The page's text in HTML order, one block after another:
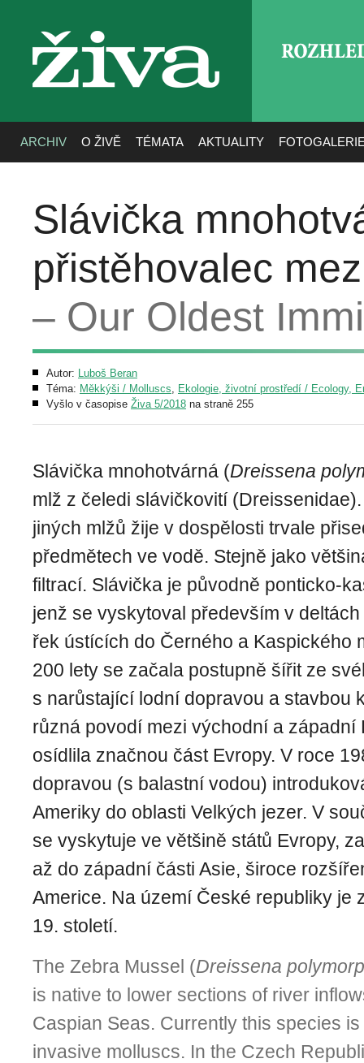
živa
ARCHIV O ŽIVĚ TÉMATA AKTUALITY
Slávička
přistěhovalec
– Our Oldest
Autor: Luboš Beran
Téma: Měkkýši / Molluscs, Ekologie, životní prostředí / Ecology,
Vyšlo v časopise Živa 5/2018 na straně 255
Slávička mnohotvárná (Dreissena
mlž z čeledi slávičkovití
jiných mlžů žije v dospělosti trvale
předmětech ve vodě. Stejně jako
filtrací. Slávička je původně ponticko-
jenž se vyskytoval především v
řek ústících do Černého a Kaspického
200 lety se začala postupně šířit ze
s narůstající lodní dopravou a stavbou
různá povodí mezi východní a západní
osídlila značnou část Evropy. V roce
dopravou (s balastní vodou)
Ameriky do oblasti Velkých jezer. V
se vyskytuje ve většině států Evropy,
až do západní části Asie, široce
Americe. Na území České republiky je
19. století.
The Zebra Mussel (Dreissena
is native to lower sections of river
Caspian Seas. Currently this species
invasive molluscs. In the Czech